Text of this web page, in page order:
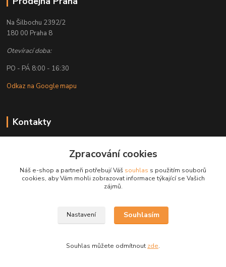
Na Šilbochu 2392/2
180 00 Praha 8
Otevírací doba:
PO - PÁ 8:00 - 16:30
Odkaz na Google mapu
Kontakty
+ 420 608 777 028
obchod@golemreklama.cz
Zpracování cookies
Náš e-shop a partneři potřebují Váš souhlas s použitím souborů
cookies, aby Vám mohli zobrazovat informace týkající se Vašich
zájmů.
Nastavení Souhlasím
Souhlas můžete odmítnout zde.